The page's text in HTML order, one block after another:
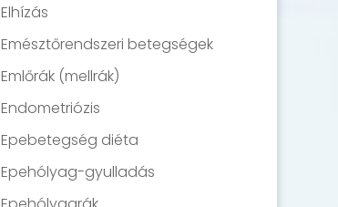
Elhízás
Emésztőrendszeri betegségek
Emlőrák (mellrák)
Endometriózis
Epebetegség diéta
Epehólyag-gyulladás